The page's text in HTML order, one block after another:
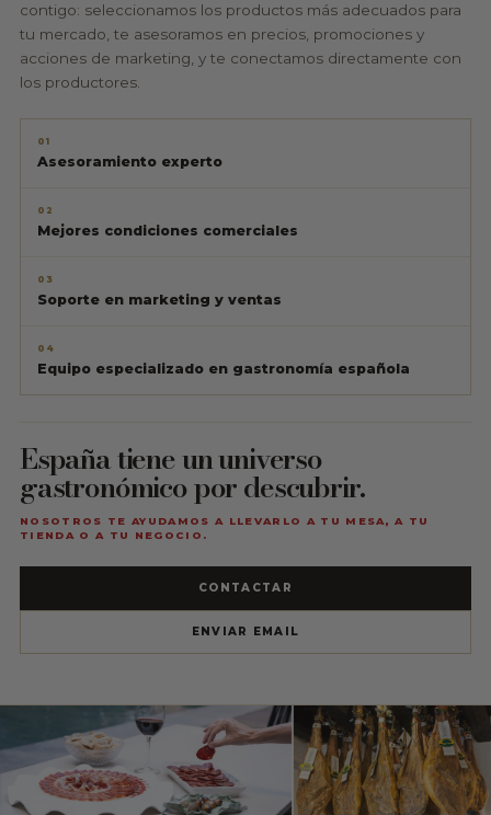
contigo: seleccionamos los productos más adecuados para
tu mercado, te asesoramos en precios, promociones y
acciones de marketing, y te conectamos directamente con
los productores.
01
Asesoramiento experto
02
Mejores condiciones comerciales
03
Soporte en marketing y ventas
04
Equipo especializado en gastronomía española
España tiene un universo
gastronómico por descubrir.
NOSOTROS TE AYUDAMOS A LLEVARLO A TU MESA, A TU
TIENDA O A TU NEGOCIO.
CONTACTAR
ENVIAR EMAIL